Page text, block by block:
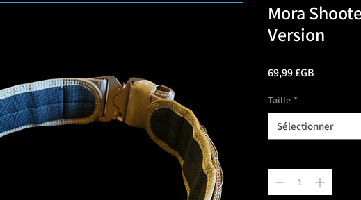
Mora
Version
69,99 £GBPrix
Taille *
Sélectionner